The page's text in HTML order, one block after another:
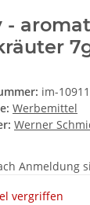
-
im-10911
Werbemittel
Werner
Anmeldung
vergriffen